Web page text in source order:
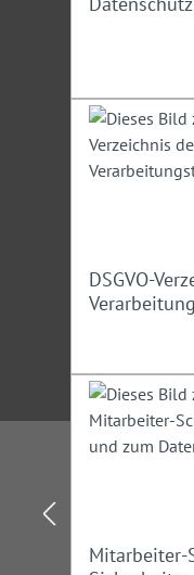
DSGVO-
Mitarbeiter-